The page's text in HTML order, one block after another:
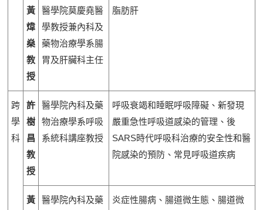
黃
煒
燊
教
授
醫學院莫慶堯醫
學教授兼內科及
藥物治療學系腸
胃及肝臟科主任
脂肪肝
跨
學
科
許
樹
昌
教
授
醫學院內科及藥
物治療學系呼吸
系統科講座教授
呼吸衰竭和睡眠呼吸障礙、新發現
嚴重急性呼吸道感染的管理、後
SARS時代呼吸科治療的安全性和醫
院感染的預防、常見呼吸道疾病
黃
醫學院內科及藥
炎症性腸病、腸道微生態、腸道微